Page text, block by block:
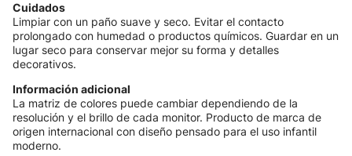
Cuidados
Limpiar con un paño suave y seco. Evitar el contacto
prolongado con humedad o productos químicos. Guardar en un
lugar seco para conservar mejor su forma y detalles
decorativos.
Información adicional
La matriz de colores puede cambiar dependiendo de la
resolución y el brillo de cada monitor. Producto de marca de
origen internacional con diseño pensado para el uso infantil
moderno.